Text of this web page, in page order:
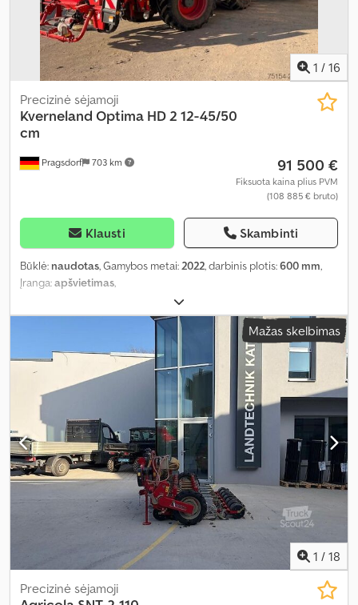
1 / 16
Pragsdorf 703 km
Precizinė sėjamoji
Kverneland Optima HD 2 12-45/50
cm
91 500 €
Fiksuota kaina plius PVM
(108 885 € bruto)
Klausti Skambinti
Būklė: naudotas, Gamybos metai:2022, darbinis plotis:600 mm,
Įranga:apšvietimas,
Mažas skelbimas
1 / 18
Precizinė sėjamoji